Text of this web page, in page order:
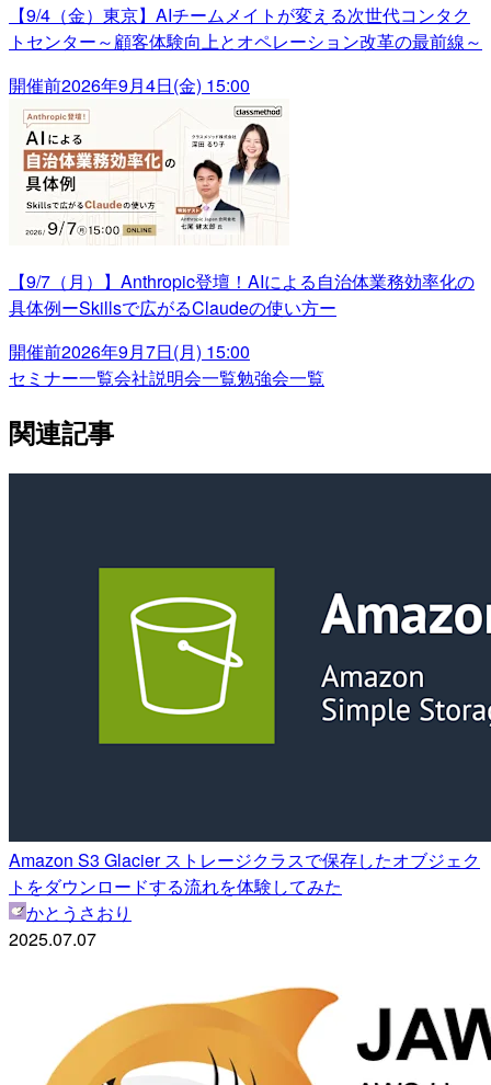
【9/4（金）東京】AIチームメイトが変える次世代コンタク
トセンター～顧客体験向上とオペレーション改革の最前線～
開催前2026年9月4日(金) 15:00
【9/7（月）】Anthropic登壇！AIによる自治体業務効率化の
具体例ーSkillsで広がるClaudeの使い方ー
開催前2026年9月7日(月) 15:00
セミナー一覧会社説明会一覧勉強会一覧
関連記事
Amazon S3 Glacier ストレージクラスで保存したオブジェク
トをダウンロードする流れを体験してみた
かとうさおり
2025.07.07